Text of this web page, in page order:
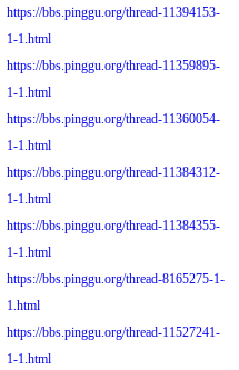
https://bbs.pinggu.org/thread-11394153-
1-1.html
https://bbs.pinggu.org/thread-11359895-
1-1.html
https://bbs.pinggu.org/thread-11360054-
1-1.html
https://bbs.pinggu.org/thread-11384312-
1-1.html
https://bbs.pinggu.org/thread-11384355-
1-1.html
https://bbs.pinggu.org/thread-8165275-1-
1.html
https://bbs.pinggu.org/thread-11527241-
1-1.html